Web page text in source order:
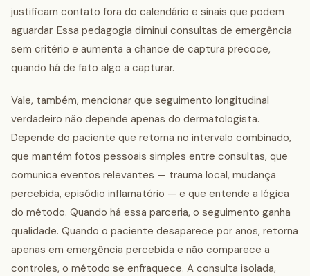
justificam contato fora do calendário e sinais que podem
aguardar. Essa pedagogia diminui consultas de emergência
sem critério e aumenta a chance de captura precoce,
quando há de fato algo a capturar.
Vale, também, mencionar que seguimento longitudinal
verdadeiro não depende apenas do dermatologista.
Depende do paciente que retorna no intervalo combinado,
que mantém fotos pessoais simples entre consultas, que
comunica eventos relevantes — trauma local, mudança
percebida, episódio inflamatório — e que entende a lógica
do método. Quando há essa parceria, o seguimento ganha
qualidade. Quando o paciente desaparece por anos, retorna
apenas em emergência percebida e não comparece a
controles, o método se enfraquece. A consulta isolada,